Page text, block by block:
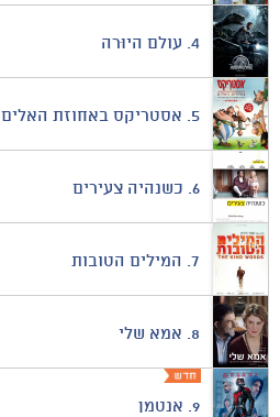
4. עולם היוּרה
5. אסטריקס באחוזת האלים
6. כשנהיה צעירים
7. המילים הטובות
8. אמא שלי
9. אנטמן